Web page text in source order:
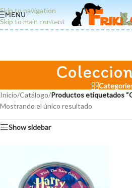
Skip to navigation
Skip to main content
MENU
Inicio/Catálogo/Productos etiquetados
Mostrando el único resultado
Show sidebar